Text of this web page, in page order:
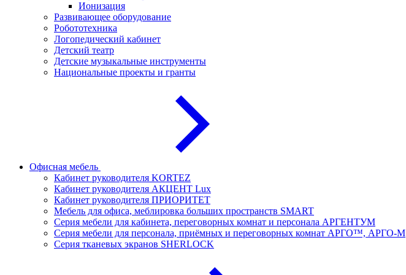
Ионизация
Развивающее оборудование
Робототехника
Логопедический кабинет
Детский театр
Детские музыкальные инструменты
Национальные проекты и гранты
Офисная мебель
Кабинет руководителя KORTEZ
Кабинет руководителя АКЦЕНТ Lux
Кабинет руководителя ПРИОРИТЕТ
Мебель для офиса, меблировка больших пространств SMART
Серия мебели для кабинета, переговорных комнат и персонала АРГЕНТУМ
Серия мебели для персонала, приёмных и переговорных комнат АРГО™, АРГО-М
Серия тканевых экранов SHERLOCK